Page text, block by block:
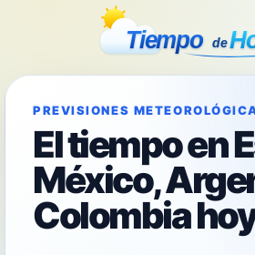
PREVISIONES
El tiempo en
México,
Colombia hoy